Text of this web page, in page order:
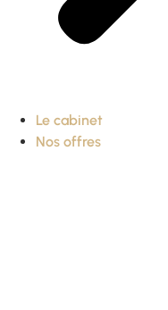
Le cabinet
Nos offres